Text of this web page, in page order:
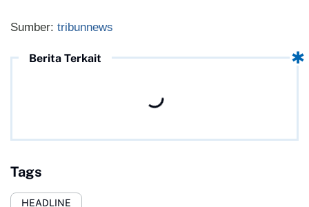
Sumber: tribunnews
Berita Terkait
Tags
HEADLINE